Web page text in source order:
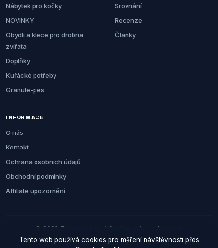
Nábytek pro kočky
NOVINKY
Obydlí a klece pro drobná
zvířata
Doplňky
Kuřácké potřeby
Granule-pes
Srovnání
Recenze
Články
INFORMACE
O nás
Kontakt
Ochrana osobních údajů
Obchodní podmínky
Affiliate upozornění
© 2026 Zemezvirat.cz. Všechna práva vyhrazena.
Za nákup přes naše odkazy můžeme získat provizi. Cenu pro vás to
Tento web používá cookies pro měření návštěvnosti přes